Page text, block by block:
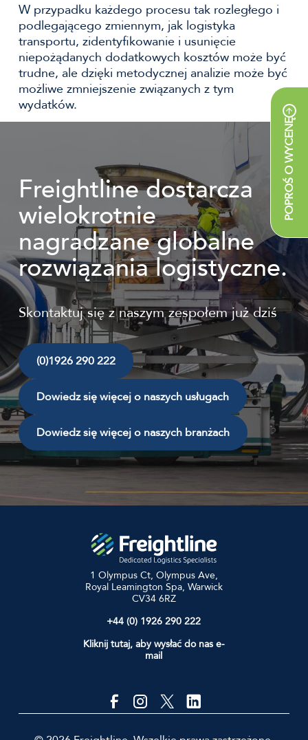
POPROŚ O WYCENĘ
W przypadku każdego procesu tak rozległego i
podlegającego zmiennym, jak logistyka
transportu, zidentyfikowanie i usunięcie
niepożądanych dodatkowych kosztów może być
trudne, ale dzięki metodycznej analizie może być
możliwe zmniejszenie związanych z tym
wydatków.
Freightline dostarcza
wielokrotnie
nagradzane globalne
rozwiązania logistyczne.
Skontaktuj się z naszym zespołem już dziś
(0)1926 290 222
Dowiedz się więcej o naszych usługach
Dowiedz się więcej o naszych branżach
1 Olympus Ct, Olympus Ave,
Royal Leamington Spa, Warwick
CV34 6RZ
+44 (0) 1926 290 222
Kliknij tutaj, aby wysłać do nas e-
mail